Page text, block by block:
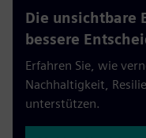
Die unsichtbare
bessere
Erfahren Sie, wie
Nachhaltigkeit,
unterstützen.